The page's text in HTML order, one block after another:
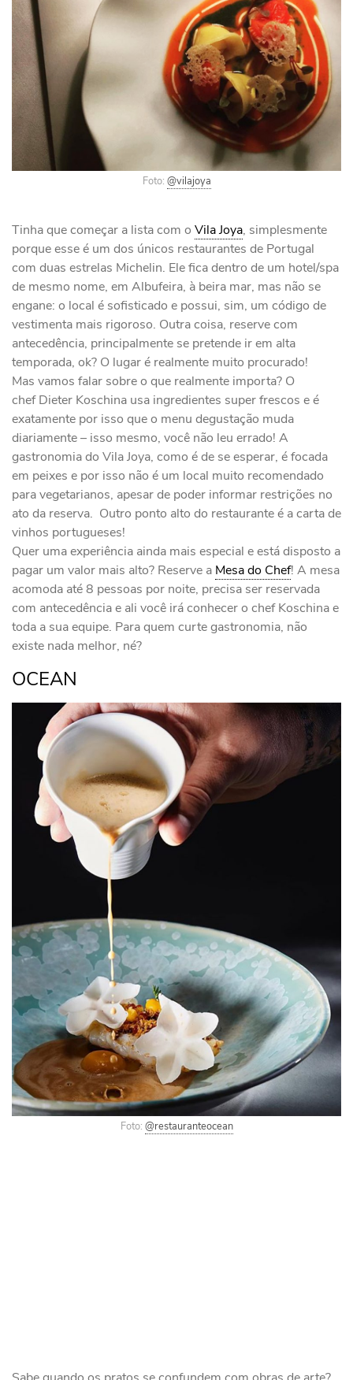
Foto: @vilajoya
Tinha que começar a lista com o Vila Joya, simplesmente
porque esse é um dos únicos restaurantes de Portugal
com duas estrelas Michelin. Ele fica dentro de um hotel/spa
de mesmo nome, em Albufeira, à beira mar, mas não se
engane: o local é sofisticado e possui, sim, um código de
vestimenta mais rigoroso. Outra coisa, reserve com
antecedência, principalmente se pretende ir em alta
temporada, ok? O lugar é realmente muito procurado!
Mas vamos falar sobre o que realmente importa? O
chef Dieter Koschina usa ingredientes super frescos e é
exatamente por isso que o menu degustação muda
diariamente – isso mesmo, você não leu errado! A
gastronomia do Vila Joya, como é de se esperar, é focada
em peixes e por isso não é um local muito recomendado
para vegetarianos, apesar de poder informar restrições no
ato da reserva. Outro ponto alto do restaurante é a carta de
vinhos portugueses!
Quer uma experiência ainda mais especial e está disposto a
pagar um valor mais alto? Reserve a Mesa do Chef! A mesa
acomoda até 8 pessoas por noite, precisa ser reservada
com antecedência e ali você irá conhecer o chef Koschina e
toda a sua equipe. Para quem curte gastronomia, não
existe nada melhor, né?
OCEAN
Foto: @restauranteocean